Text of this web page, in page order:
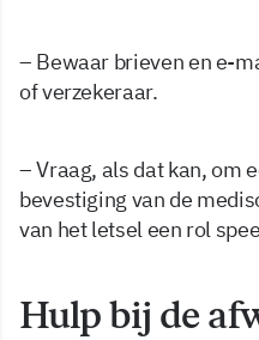
– Bewaar brieven en e-
of verzekeraar.
– Vraag, als dat kan, om
bevestiging van de
van het letsel een rol
Hulp bij de